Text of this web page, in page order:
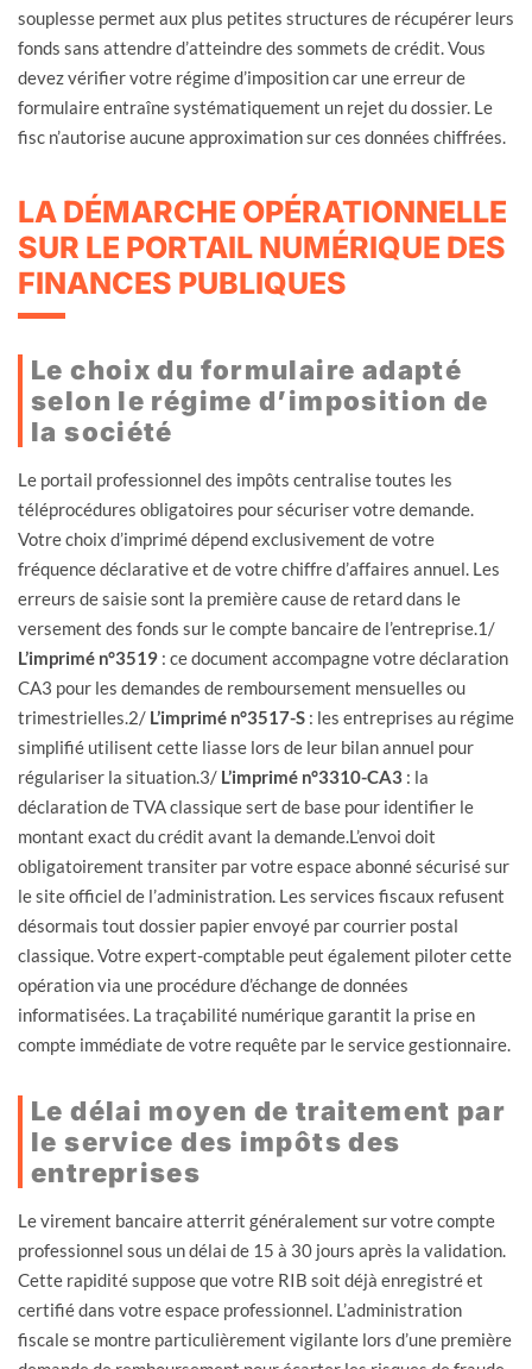
souplesse permet aux plus petites structures de récupérer leurs
fonds sans attendre d’atteindre des sommets de crédit. Vous
devez vérifier votre régime d’imposition car une erreur de
formulaire entraîne systématiquement un rejet du dossier. Le
fisc n’autorise aucune approximation sur ces données chiffrées.
LA DÉMARCHE OPÉRATIONNELLE
SUR LE PORTAIL NUMÉRIQUE DES
FINANCES PUBLIQUES
Le choix du formulaire adapté
selon le régime d’imposition de
la société
Le portail professionnel des impôts centralise toutes les
téléprocédures obligatoires pour sécuriser votre demande.
Votre choix d’imprimé dépend exclusivement de votre
fréquence déclarative et de votre chiffre d’affaires annuel. Les
erreurs de saisie sont la première cause de retard dans le
versement des fonds sur le compte bancaire de l’entreprise.1/
L’imprimé n°3519 : ce document accompagne votre déclaration
CA3 pour les demandes de remboursement mensuelles ou
trimestrielles.2/ L’imprimé n°3517-S : les entreprises au régime
simplifié utilisent cette liasse lors de leur bilan annuel pour
régulariser la situation.3/ L’imprimé n°3310-CA3 : la
déclaration de TVA classique sert de base pour identifier le
montant exact du crédit avant la demande.L’envoi doit
obligatoirement transiter par votre espace abonné sécurisé sur
le site officiel de l’administration. Les services fiscaux refusent
désormais tout dossier papier envoyé par courrier postal
classique. Votre expert-comptable peut également piloter cette
opération via une procédure d’échange de données
informatisées. La traçabilité numérique garantit la prise en
compte immédiate de votre requête par le service gestionnaire.
Le délai moyen de traitement par
le service des impôts des
entreprises
Le virement bancaire atterrit généralement sur votre compte
professionnel sous un délai de 15 à 30 jours après la validation.
Cette rapidité suppose que votre RIB soit déjà enregistré et
certifié dans votre espace professionnel. L’administration
fiscale se montre particulièrement vigilante lors d’une première